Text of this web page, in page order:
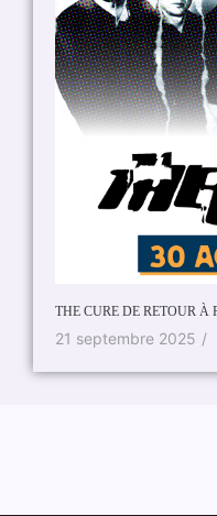
THE CURE DE RETOUR À
21 septembre 2025 /